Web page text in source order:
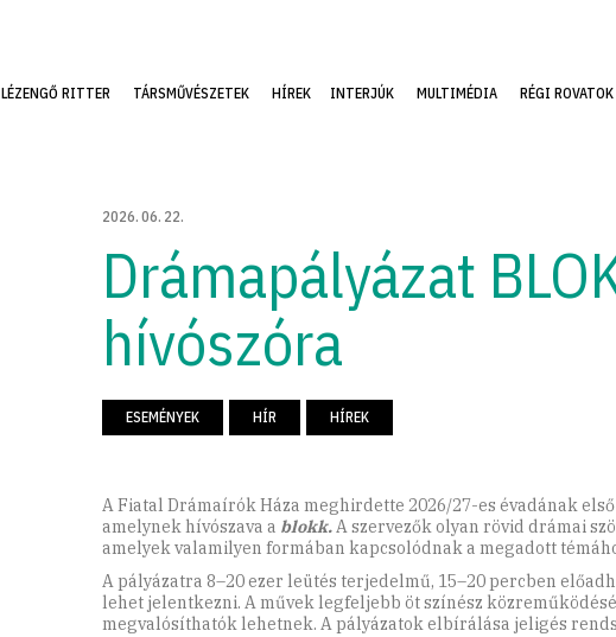
LÉZENGŐ RITTER TÁRSMŰVÉSZETEK HÍREK INTERJÚK MULTIMÉDIA RÉGI ROVATOK
2026.06. 22.
Drámapályázat
hívószóra
ESEMÉNYEK HÍR HÍREK
A Fiatal Drámaírók Háza meghirdette 2026/27-es évadának
amelynek hívószava a blokk.A szervezők olyan rövid drámai
amelyek valamilyen formában kapcsolódnak a megadott
A pályázatra 8–20 ezer leütés terjedelmű, 15–20 percben
lehet jelentkezni. A művek legfeljebb öt színész
megvalósíthatók lehetnek. A pályázatok elbírálása jeligés